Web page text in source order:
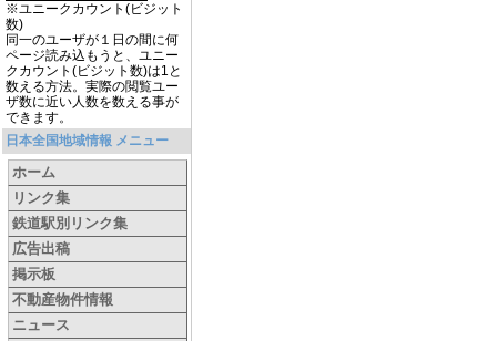
※ユニークカウント(ビジット
数)
同一のユーザが１日の間に何
ページ読み込もうと、ユニー
クカウント(ビジット数)は1と
数える方法。実際の閲覧ユー
ザ数に近い人数を数える事が
できます。
日本全国地域情報 メニュー
ホーム
リンク集
鉄道駅別リンク集
広告出稿
掲示板
不動産物件情報
ニュース